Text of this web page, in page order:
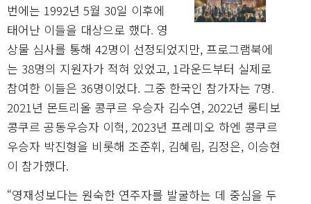
번에는 1992년 5월 30일 이후에
태어난 이들을 대상으로 했다. 영
상물 심사를 통해 42명이 선정되었지만, 프로그램북에
는 38명의 지원자가 적혀 있었고, 1라운드부터 실제로
참여한 이들은 36명이었다. 그중 한국인 참가자는 7명.
2021년 몬트리올 콩쿠르 우승자 김수연, 2022년 롱티보
콩쿠르 공동우승자 이혁, 2023년 프레미오 하엔 콩쿠르
우승자 박진형을 비롯해 조준휘, 김혜림, 김정은, 이승현
이 참가했다.
“영재성보다는 원숙한 연주자를 발굴하는 데 중심을 두